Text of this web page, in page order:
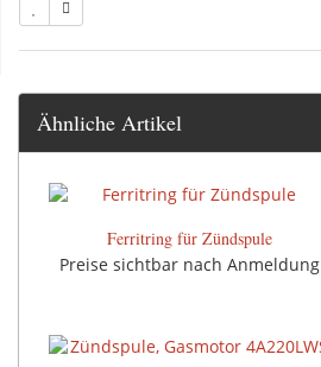
Ähnliche Artikel
Ferritring für Zündspule
Preise sichtbar nach Anmeldung